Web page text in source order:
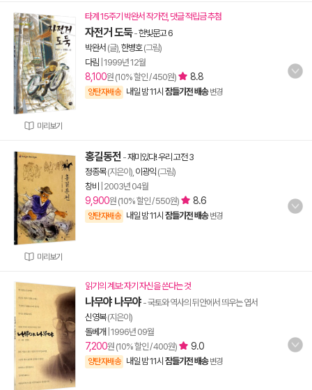
미리보기
타계 15주기 박완서 작가전, 댓글 적립금 추첨
자전거 도둑-한빛문고 6
박완서 (글), 한병호(그림)
다림 1999년 12월
8,100원 (10% 할인 / 450원) 8.8
양탄자배송 내일 밤 11시 잠들기전 배송 변경
미리보기
홍길동전 -재미있다! 우리 고전 3
정종목(지은이), 이광익 (그림)
창비
2003년 04월
9,900원 (10% 할인 / 550원) 8.6
양탄자배송 내일 밤 11시 잠들기전 배송 변경
읽기의 계보: 자기 자신을 쓴다는 것
나무야 나무야 - 국토와 역사의 뒤안에서 띄우는 엽서
신영복(지은이)
돌베개 1996년 09월
7,200원 (10% 할인 / 400원) 9.0
양탄자배송 내일 밤 11시 잠들기전 배송 변경